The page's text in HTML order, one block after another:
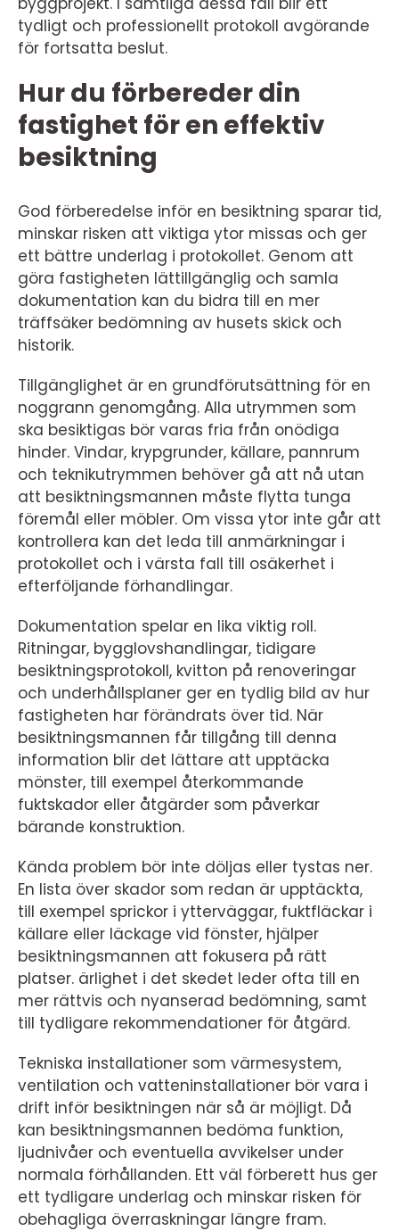
tydligt och professionellt protokoll avgörande
för fortsatta beslut.
Hur du förbereder din
fastighet för en effektiv
besiktning
God förberedelse inför en besiktning sparar tid,
minskar risken att viktiga ytor missas och ger
ett bättre underlag i protokollet. Genom att
göra fastigheten lättillgänglig och samla
dokumentation kan du bidra till en mer
träffsäker bedömning av husets skick och
historik.
Tillgänglighet är en grundförutsättning för en
noggrann genomgång. Alla utrymmen som
ska besiktigas bör varas fria från onödiga
hinder. Vindar, krypgrunder, källare, pannrum
och teknikutrymmen behöver gå att nå utan
att besiktningsmannen måste flytta tunga
föremål eller möbler. Om vissa ytor inte går att
kontrollera kan det leda till anmärkningar i
protokollet och i värsta fall till osäkerhet i
efterföljande förhandlingar.
Dokumentation spelar en lika viktig roll.
Ritningar, bygglovshandlingar, tidigare
besiktningsprotokoll, kvitton på renoveringar
och underhållsplaner ger en tydlig bild av hur
fastigheten har förändrats över tid. När
besiktningsmannen får tillgång till denna
information blir det lättare att upptäcka
mönster, till exempel återkommande
fuktskador eller åtgärder som påverkar
bärande konstruktion.
Kända problem bör inte döljas eller tystas ner.
En lista över skador som redan är upptäckta,
till exempel sprickor i ytterväggar, fuktfläckar i
källare eller läckage vid fönster, hjälper
besiktningsmannen att fokusera på rätt
platser. ärlighet i det skedet leder ofta till en
mer rättvis och nyanserad bedömning, samt
till tydligare rekommendationer för åtgärd.
Tekniska installationer som värmesystem,
ventilation och vatteninstallationer bör vara i
drift inför besiktningen när så är möjligt. Då
kan besiktningsmannen bedöma funktion,
ljudnivåer och eventuella avvikelser under
normala förhållanden. Ett väl förberett hus ger
ett tydligare underlag och minskar risken för
obehagliga överraskningar längre fram.